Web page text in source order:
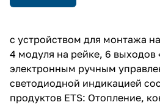
с устройством для монтажа
4 модуля на рейке, 6 выходов
электронным ручным
светодиодной индикацией
продуктов ETS: Отопление,